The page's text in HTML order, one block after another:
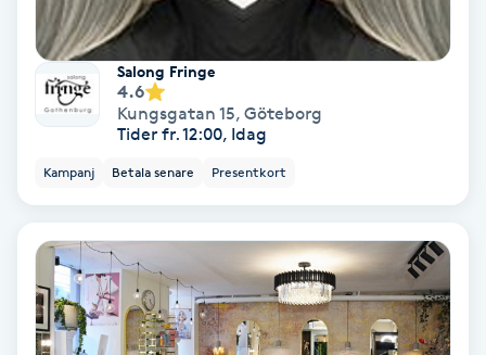
Permanent ögonbrynsmakeup
Personal shopper
Personlig tränare
Picolaser
Piercing
Pigmentbehandling
Salong Fringe
4.6
Kungsgatan 15, Göteborg
Tider fr. 12:00, Idag
Kampanj Betala senare Presentkort